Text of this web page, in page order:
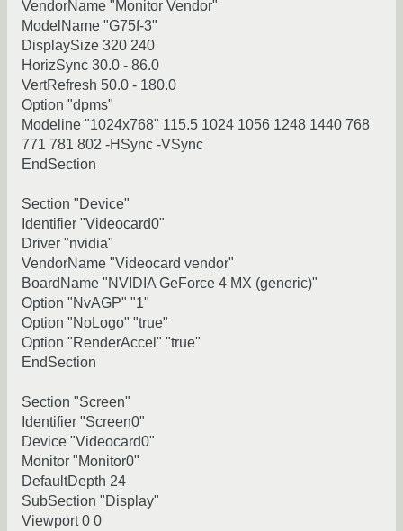
VendorName "Monitor Vendor"
ModelName "G75f-3"
DisplaySize 320 240
HorizSync 30.0 - 86.0
VertRefresh 50.0 - 180.0
Option "dpms"
Modeline "1024x768" 115.5 1024 1056 1248 1440 768
771 781 802 -HSync -VSync
EndSection
Section "Device"
Identifier "Videocard0"
Driver "nvidia"
VendorName "Videocard vendor"
BoardName "NVIDIA GeForce 4 MX (generic)"
Option "NvAGP" "1"
Option "NoLogo" "true"
Option "RenderAccel" "true"
EndSection
Section "Screen"
Identifier "Screen0"
Device "Videocard0"
Monitor "Monitor0"
DefaultDepth 24
SubSection "Display"
Viewport 0 0